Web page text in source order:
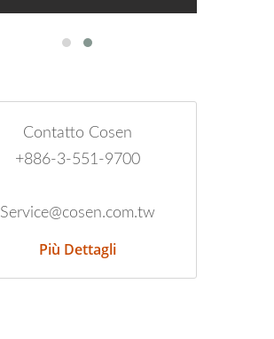
Contatto Cosen
+886-3-551-9700
Service@cosen.com.tw
Più Dettagli